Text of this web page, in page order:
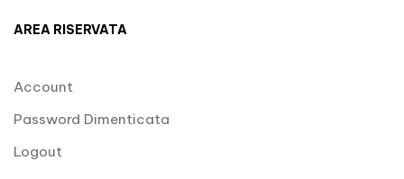
AREA RISERVATA
Account
Password Dimenticata
Logout